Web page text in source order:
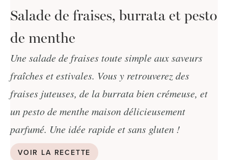
Salade de fraises, burrata et pesto
de menthe
Une salade de fraises toute simple aux saveurs
fraîches et estivales. Vous y retrouverez des
fraises juteuses, de la burrata bien crémeuse, et
un pesto de menthe maison délicieusement
parfumé. Une idée rapide et sans gluten !
VOIR LA RECETTE